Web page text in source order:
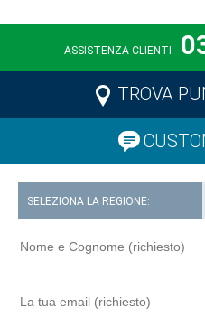
ASSISTENZA CLIENTI
TROVA
SELEZIONA LA REGIONE: